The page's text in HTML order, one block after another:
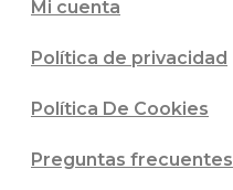
Mi cuenta
Política de privacidad
Política De Cookies
Preguntas frecuentes